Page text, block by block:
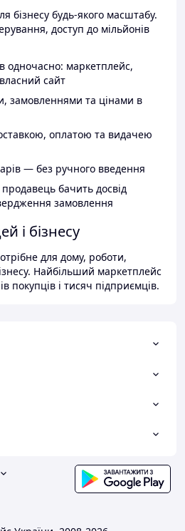
бізнесу будь-якого масштабу.
доступ до мільйонів
одночасно: маркетплейс,
сайт
замовленнями та цінами в
оплатою та видачею
— без ручного введення
бачить досвід
замовлення
і бізнесу
для дому, роботи,
Найбільший маркетплейс
покупців і тисяч підприємців.